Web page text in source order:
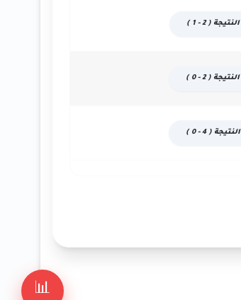
📊
النتيجة ( 2 - 1 )
النتيجة ( 2 - 0 )
النتيجة ( 4 - 0 )